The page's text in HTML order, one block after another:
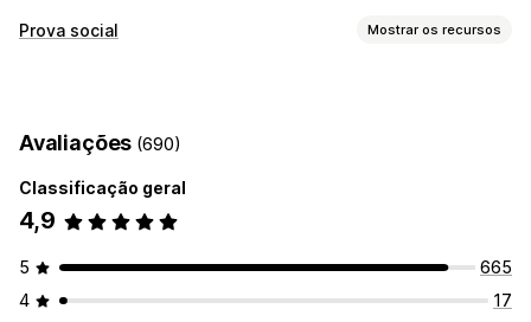
Opções de exibição
Página de todas as avaliações
Highlights de avaliações
Perguntas e respostas
Prova social Mostrar os recursos
Opções de exibição
Visualizações de produto
Em vários idiomas
Análises
Acompanhamento de engajamento
Avaliações (690)
Classificação geral
4,9
5
665
4
17